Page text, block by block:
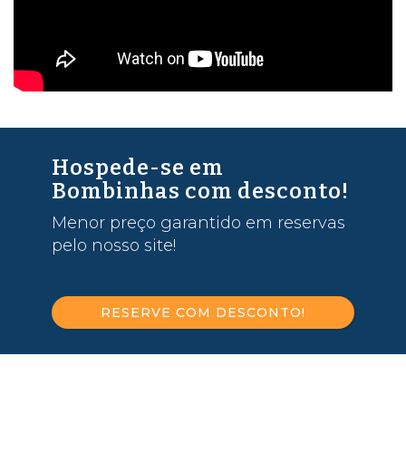
Hospede-se em
Bombinhas com desconto!
Menor preço garantido em reservas
pelo nosso site!
RESERVE COM DESCONTO!